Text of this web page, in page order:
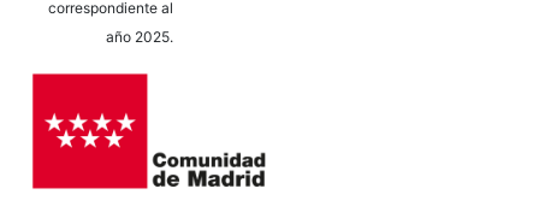
correspondiente al
año 2025.